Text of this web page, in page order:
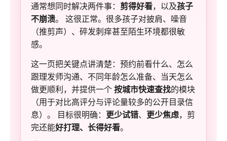
通常想同时解决两件事： 剪得好看，以及孩子
不崩溃。 这很正常。很多孩子对披肩、噪音
（推剪声）、碎发刺痒甚至陌生环境都很敏
感。
这一页把关键点讲清楚：预约前看什么、怎么
跟理发师沟通、不同年龄怎么准备、当天怎么
做更顺利，并提供一个按城市快速查找的模块
（用于对比高评分与评论量较多的公开目录信
息）。 目标很明确： 更少试错、 更少焦虑，剪
完还能好打理、长得好看。